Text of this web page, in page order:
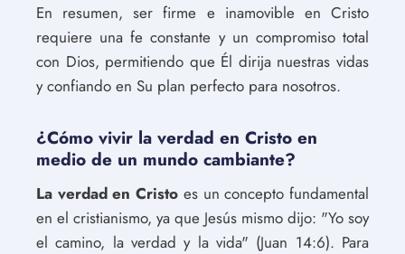
En resumen, ser firme e inamovible en Cristo
requiere una fe constante y un compromiso total
con Dios, permitiendo que Él dirija nuestras vidas
y confiando en Su plan perfecto para nosotros.
¿Cómo vivir la verdad en Cristo en
medio de un mundo cambiante?
La verdad en Cristo es un concepto fundamental
en el cristianismo, ya que Jesús mismo dijo: "Yo soy
el camino, la verdad y la vida" (Juan 14:6). Para